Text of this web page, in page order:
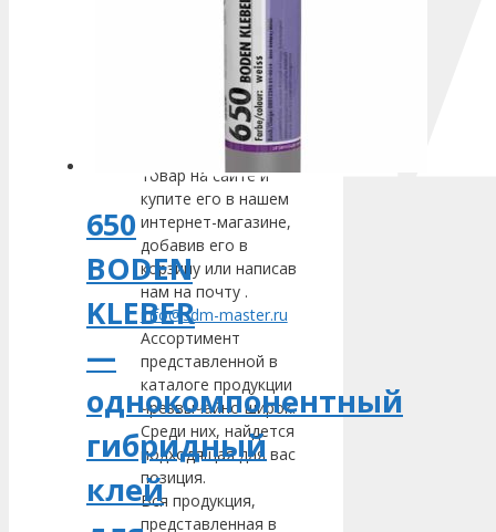
650
BODEN
KLEBER
—
однокомпонентный
гибридный
клей
Паркетный клей
другие товары можно
купить в компании
СДМ-МАСТЕР в
Москве по выгодным
ценам. Выберите
интересующий вас
товар на сайте и
купите его в нашем
интернет-магазине,
добавив его в
корзину или написав
нам на почту
info@sdm-master.ru
.
Ассортимент
представленной в
каталоге продукции
чрезвычайно широк.
Среди них, найдется
подходящая для вас
позиция.
Вся продукция,
представленная в